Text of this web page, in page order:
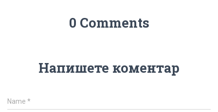
0 Comments
Напишете коментар
Name *